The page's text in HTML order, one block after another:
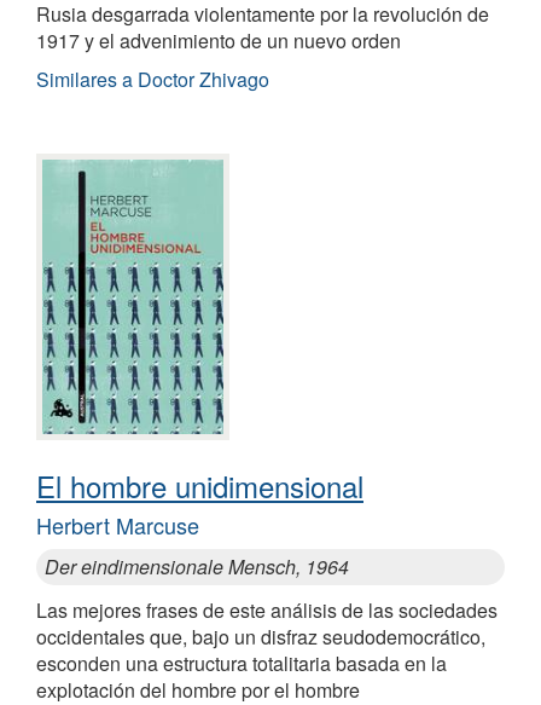
Rusia desgarrada violentamente por la revolución de
1917 y el advenimiento de un nuevo orden
Similares a Doctor Zhivago
El hombre unidimensional
Herbert Marcuse
Der eindimensionale Mensch, 1964
Las mejores frases de este análisis de las sociedades
occidentales que, bajo un disfraz seudodemocrático,
esconden una estructura totalitaria basada en la
explotación del hombre por el hombre